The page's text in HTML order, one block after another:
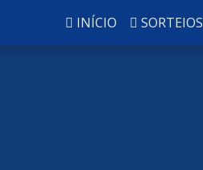
INÍCIO SORTEIOS